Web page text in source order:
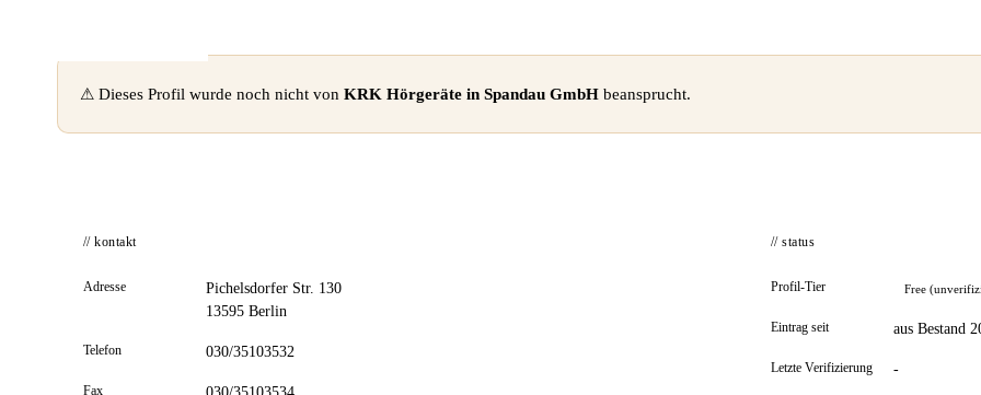
⚠ Dieses Profil wurde noch nicht von KRK Hörgeräte in Spandau GmbH beansprucht.
// kontakt
Adresse
Pichelsdorfer Str. 130
13595 Berlin
Telefon 030/35103532
Fax
// status
Profil-Tier Free
Eintrag seit aus Bestand
Letzte Verifizierung -